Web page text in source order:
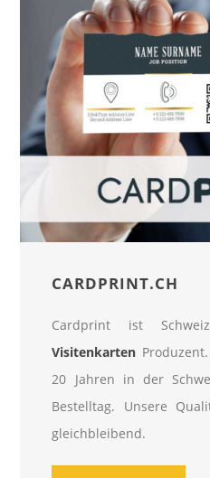
CARDPRINT.CH
Cardprint ist
Visitenkarten
20 Jahren in der
Bestelltag. Unsere
gleichbleibend.